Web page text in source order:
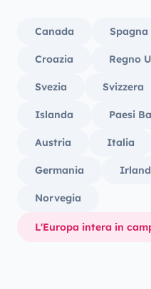
Canada Spagna
Croazia Regno
Svezia Svizzera
Islanda Paesi
Austria Italia
Germania
Norvegia
L'Europa intera in